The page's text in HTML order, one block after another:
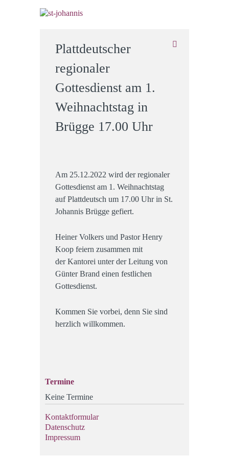
Plattdeutscher
regionaler
Gottesdienst am 1.
Weihnachtstag in
Brügge 17.00 Uhr
Am 25.12.2022 wird der regionaler
Gottesdienst am 1. Weihnachtstag
auf Plattdeutsch um 17.00 Uhr in St.
Johannis Brügge gefiert.
Heiner Volkers und Pastor Henry
Koop feiern zusammen mit
der Kantorei unter der Leitung von
Günter Brand einen festlichen
Gottesdienst.
Kommen Sie vorbei, denn Sie sind
herzlich willkommen.
Termine
Keine Termine
Kontaktformular
Datenschutz
Impressum